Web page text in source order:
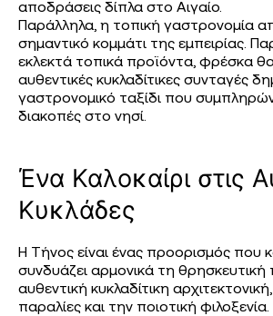
αποδράσεις δίπλα στο Αιγαίο.
Παράλληλα, η τοπική γαστρονομία
σημαντικό κομμάτι της εμπειρίας.
εκλεκτά τοπικά προϊόντα, φρέσκα
αυθεντικές κυκλαδίτικες συνταγές
γαστρονομικό ταξίδι που
διακοπές στο νησί.
Ένα Καλοκαίρι στις
Κυκλάδες
Η Τήνος είναι ένας προορισμός που
συνδυάζει αρμονικά τη
αυθεντική κυκλαδίτικη
παραλίες και την ποιοτική φιλοξενία.